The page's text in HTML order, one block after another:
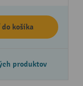
košíka
produktov